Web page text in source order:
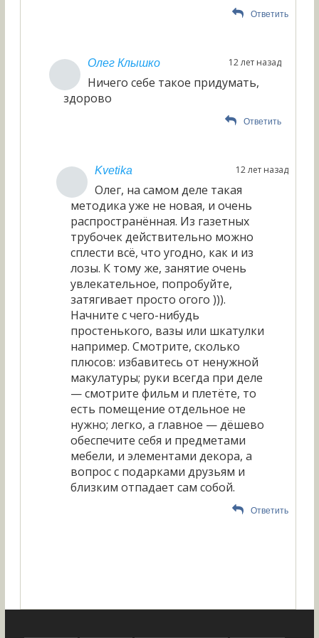
Ответить
Олег Клышко 12 лет назад
Ничего себе такое придумать,
здорово
Ответить
Kvetika 12 лет назад
Олег, на самом деле такая
методика уже не новая, и очень
распространённая. Из газетных
трубочек действительно можно
сплести всё, что угодно, как и из
лозы. К тому же, занятие очень
увлекательное, попробуйте,
затягивает просто огого ))).
Начните с чего-нибудь
простенького, вазы или шкатулки
например. Смотрите, сколько
плюсов: избавитесь от ненужной
макулатуры; руки всегда при деле
— смотрите фильм и плетёте, то
есть помещение отдельное не
нужно; легко, а главное — дёшево
обеспечите себя и предметами
мебели, и элементами декора, а
вопрос с подарками друзьям и
близким отпадает сам собой.
Ответить